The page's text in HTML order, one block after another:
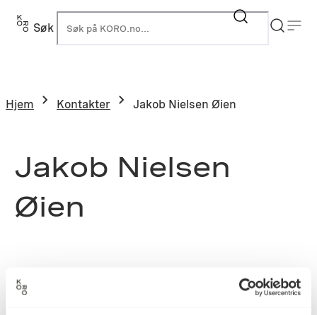
Søk
Hjem Kontakter Jakob Nielsen Øien
Jakob Nielsen
Øien